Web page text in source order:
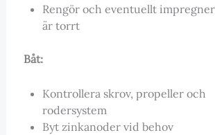
Rengör och eventuellt
är torrt
Båt:
Kontrollera skrov, propeller och
rodersystem
Byt zinkanoder vid behov